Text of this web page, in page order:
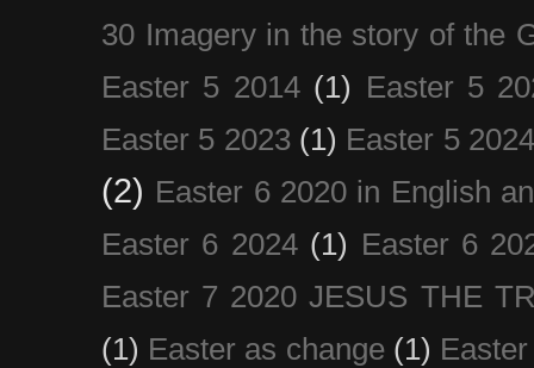
30 Imagery in the story of the
Easter 5 2014 (1) Easter 5
Easter 5 2023 (1) Easter 5
(2) Easter 6 2020 in English
Easter 6 2024 (1) Easter 6
Easter 7 2020 JESUS THE
(1) Easter as change (1)